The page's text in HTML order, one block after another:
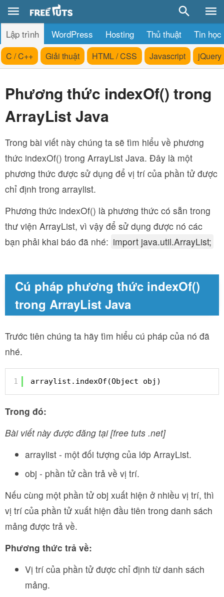
Lập trình WordPress Hosting Thủ thuật Tin học
C / C++ Giải thuật HTML / CSS Javascript jQuery
Phương thức indexOf() trong
ArrayList Java
Trong bài viết này chúng ta sẽ tìm hiểu về phương
thức indexOf() trong ArrayList Java. Đây là một
phương thức được sử dụng để vị trí của phần tử được
chỉ định trong arraylist.
Phương thức indexOf() là phương thức có sẵn trong
thư viện ArrayList, vì vậy để sử dụng được nó các
bạn phải khai báo đã nhé: import java.util.ArrayList;
Cú pháp phương thức indexOf()
trong ArrayList Java
Trước tiên chúng ta hãy tìm hiểu cú pháp của nó đã
nhé.
1 arraylist.indexOf(Object obj)
Trong đó:
Bài viết này được đăng tại [free tuts .net]
arraylist - một đối tượng của lớp ArrayList.
obj - phần tử cần trả về vị trí.
Nếu cùng một phần tử obj xuất hiện ở nhiều vị trí, thì
vị trí của phần tử xuất hiện đầu tiên trong danh sách
mảng được trả về.
Phương thức trả về:
Vị trí của phần tử được chỉ định từ danh sách
mảng.